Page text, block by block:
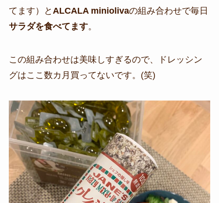
てます）と ALCALA miniolivaの組み合わせで毎日
サラダを食べてます。
この組み合わせは美味しすぎるので、ドレッシン
グはここ数カ月買ってないです。(笑)